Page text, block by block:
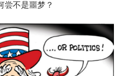
尝不是噩梦？